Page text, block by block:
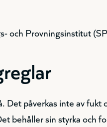
och Provningsinstitut
Det påverkas inte av fukt
behåller sin styrka och